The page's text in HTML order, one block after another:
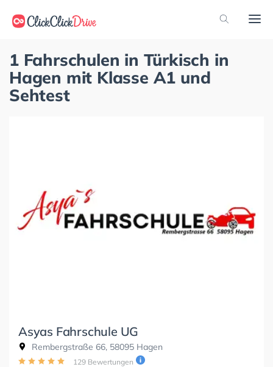
1 Fahrschulen in Türkisch in
Hagen mit Klasse A1 und
Sehtest
Asyas Fahrschule UG
Rembergstraße 66, 58095 Hagen
129 Bewertungen